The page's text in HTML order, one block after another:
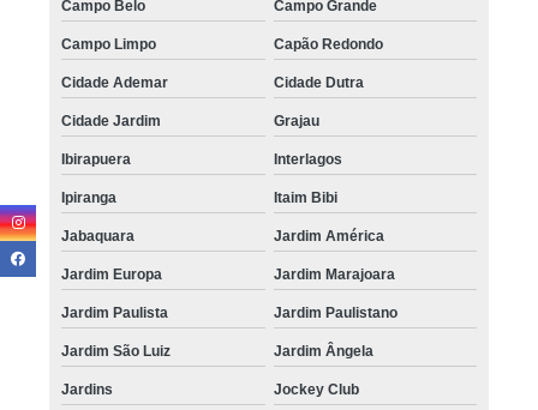
Campo Belo Campo Grande
Campo Limpo Capão Redondo
Cidade Ademar Cidade Dutra
Cidade Jardim Grajau
Ibirapuera Interlagos
Ipiranga Itaim Bibi
Jabaquara Jardim América
Jardim Europa Jardim Marajoara
Jardim Paulista Jardim Paulistano
Jardim São Luiz Jardim Ângela
Jardins Jockey Club